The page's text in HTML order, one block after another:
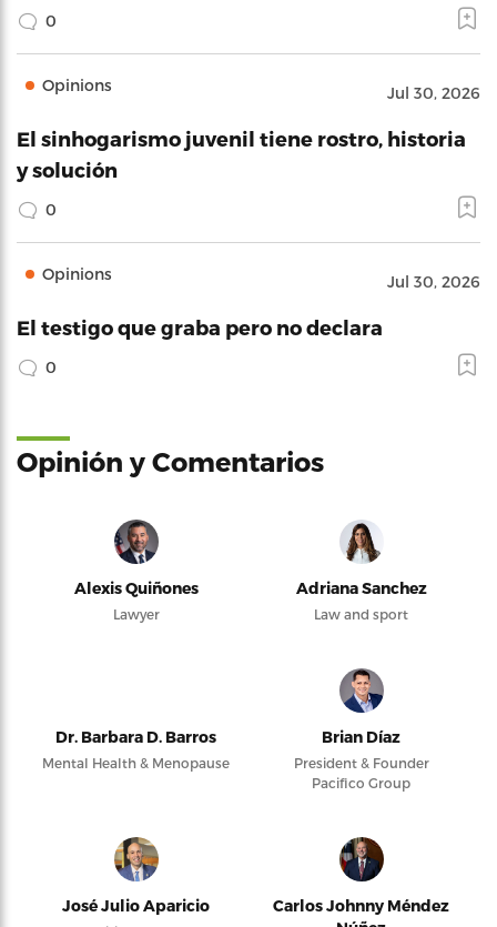
0
Opinions Jul 30, 2026
El sinhogarismo juvenil tiene rostro, historia
y solución
0
Opinions Jul 30, 2026
El testigo que graba pero no declara
0
Opinión y Comentarios
Alexis Quiñones
Lawyer
Adriana Sanchez
Law and sport
Dr. Barbara D. Barros
Mental Health & Menopause
Brian Díaz
President & Founder
Pacifico Group
José Julio Aparicio
Carlos Johnny Méndez